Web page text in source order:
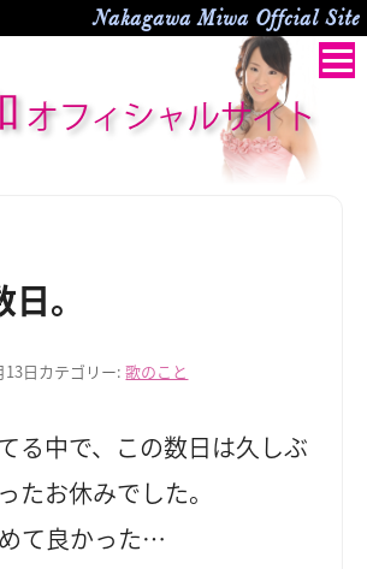
Nakagawa Miwa Offcial Site
オフィシャルサイト
。
13日カテゴリー:歌のこと
る中で、この数日は久しぶ
たお休みでした。
て良かった…